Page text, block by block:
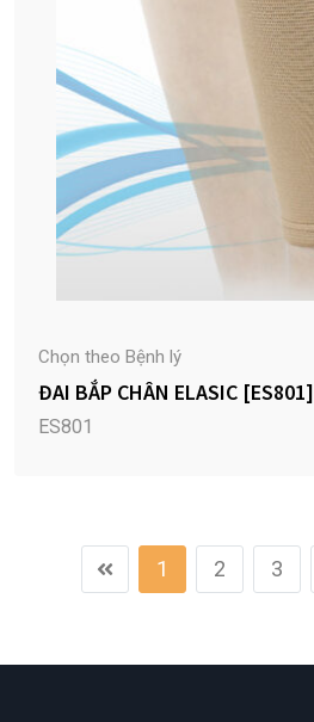
Chọn theo Bệnh lý
ĐAI BẮP CHÂN ELASIC [ES801]
ES801
1 2 3